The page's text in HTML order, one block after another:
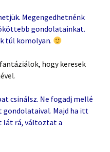
Megengedhetnénk
gondolatainkat.
túl komolyan.
hogy keresek
csinálsz. Ne fogadj mellé
gondolataival. Majd ha itt
lát rá, változtat a